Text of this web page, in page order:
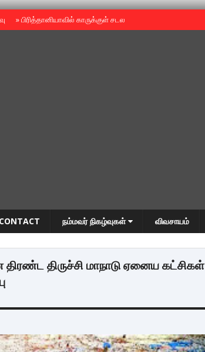
»பிரித்தானியாவில் காருக்குள் சடலம் -தமிழருடையதா ?
CONTACT நம்மவர் நிகழ்வுகள் விவசாயம்
திருச்சி மாநாடு ஏனைய கட்சிகள்